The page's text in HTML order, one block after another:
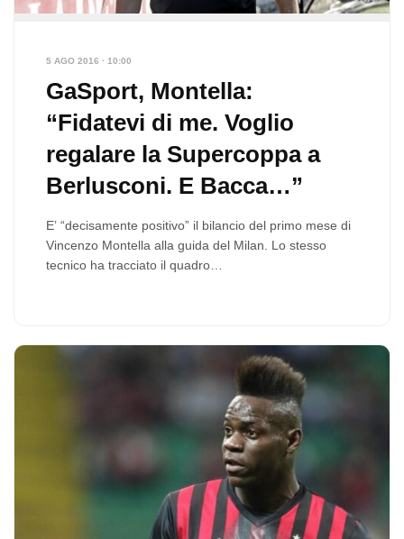
5 AGO 2016 · 10:00
GaSport, Montella:
“Fidatevi di me. Voglio
regalare la Supercoppa a
Berlusconi. E Bacca…”
E’ “decisamente positivo” il bilancio del primo mese di
Vincenzo Montella alla guida del Milan. Lo stesso
tecnico ha tracciato il quadro…